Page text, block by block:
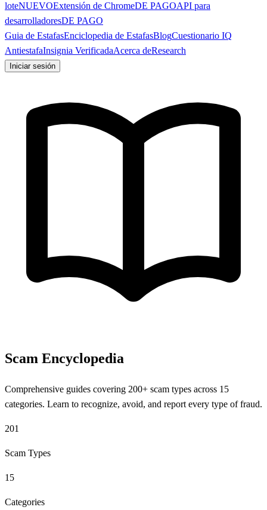
loteNUEVOExtensión de ChromeDE PAGOAPI para
desarrolladoresDE PAGO
Guia de EstafasEnciclopedia de EstafasBlogCuestionario IQ
AntiestafaInsignia VerificadaAcerca deResearch
Iniciar sesión
Scam Encyclopedia
Comprehensive guides covering 200+ scam types across 15
categories. Learn to recognize, avoid, and report every type of fraud.
201
Scam Types
15
Categories